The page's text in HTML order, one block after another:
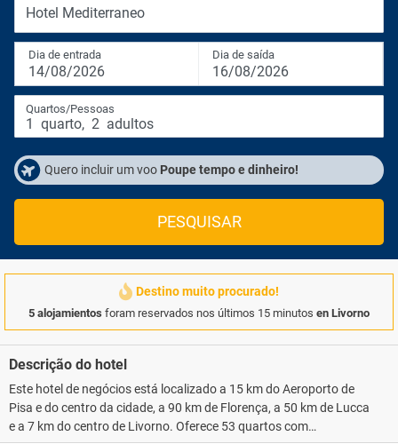
Hotel Mediterraneo
Dia de entrada
14/08/2026
Dia de saída
16/08/2026
Quartos/Pessoas
1 quarto, 2 adultos
Quero incluir um voo Poupe tempo e dinheiro!
PESQUISAR
Destino muito procurado!
5 alojamientos foram reservados nos últimos 15 minutos en Livorno
Descrição do hotel
Este hotel de negócios está localizado a 15 km do Aeroporto de
Pisa e do centro da cidade, a 90 km de Florença, a 50 km de Lucca
e a 7 km do centro de Livorno. Oferece 53 quartos com